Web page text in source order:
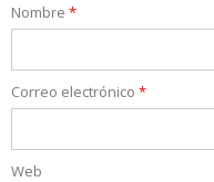
Nombre *
Correo electrónico *
Web